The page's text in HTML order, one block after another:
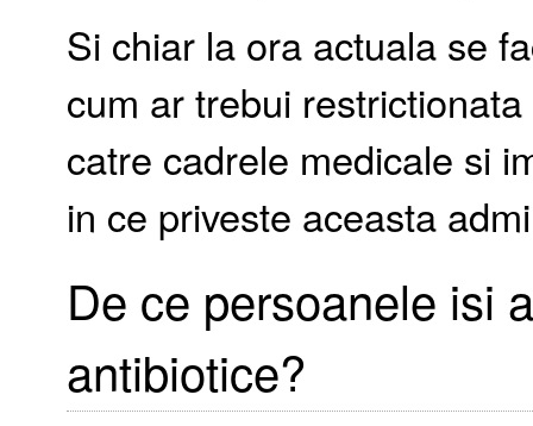
Si chiar la ora actuala se
cum ar trebui
catre cadrele medicale si
in ce priveste aceasta
De ce persoanele isi
antibiotice?